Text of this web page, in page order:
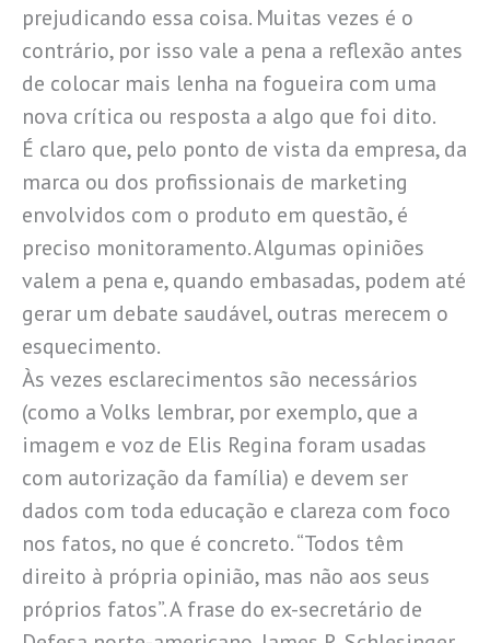
prejudicando essa coisa. Muitas vezes é o
contrário, por isso vale a pena a reflexão antes
de colocar mais lenha na fogueira com uma
nova crítica ou resposta a algo que foi dito.
É claro que, pelo ponto de vista da empresa, da
marca ou dos profissionais de marketing
envolvidos com o produto em questão, é
preciso monitoramento. Algumas opiniões
valem a pena e, quando embasadas, podem até
gerar um debate saudável, outras merecem o
esquecimento.
Às vezes esclarecimentos são necessários
(como a Volks lembrar, por exemplo, que a
imagem e voz de Elis Regina foram usadas
com autorização da família) e devem ser
dados com toda educação e clareza com foco
nos fatos, no que é concreto. “Todos têm
direito à própria opinião, mas não aos seus
próprios fatos”. A frase do ex-secretário de